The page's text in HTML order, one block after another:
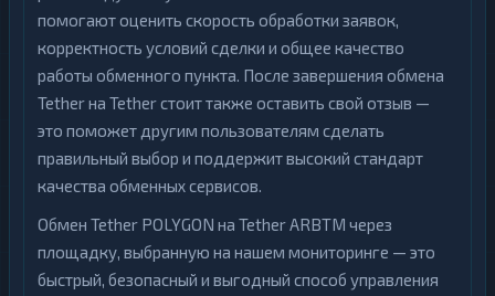
помогают оценить скорость обработки заявок,
корректность условий сделки и общее качество
работы обменного пункта. После завершения обмена
Tether на Tether стоит также оставить свой отзыв —
это поможет другим пользователям сделать
правильный выбор и поддержит высокий стандарт
качества обменных сервисов.
Обмен Tether POLYGON на Tether ARBTM через
площадку, выбранную на нашем мониторинге — это
быстрый, безопасный и выгодный способ управления